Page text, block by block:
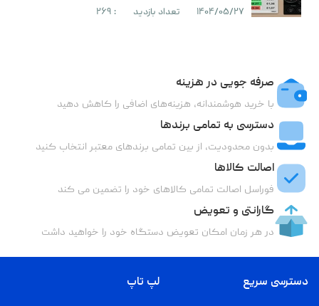
۱۴۰۴/۰۵/۲۷ تعداد بازدید : ۲۶۹
صرفه جویی در هزینه
با خرید هوشمندانه، هزینه‌های اضافی را کاهش دهید
دسترسی به تمامی برندها
بدون محدودیت، از بین تمامی برندهای معتبر انتخاب کنید
اصالت کالاها
فوراسل اصالت تمامی کالاهای خود را تضمین می کند
گارانتی و تعویض
در هر زمان امکان تعویض دستگاه خود را خواهید داشت
دسترسی سریع لپ تاپ